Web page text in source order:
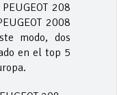
208
2008
modo, dos
en el top 5